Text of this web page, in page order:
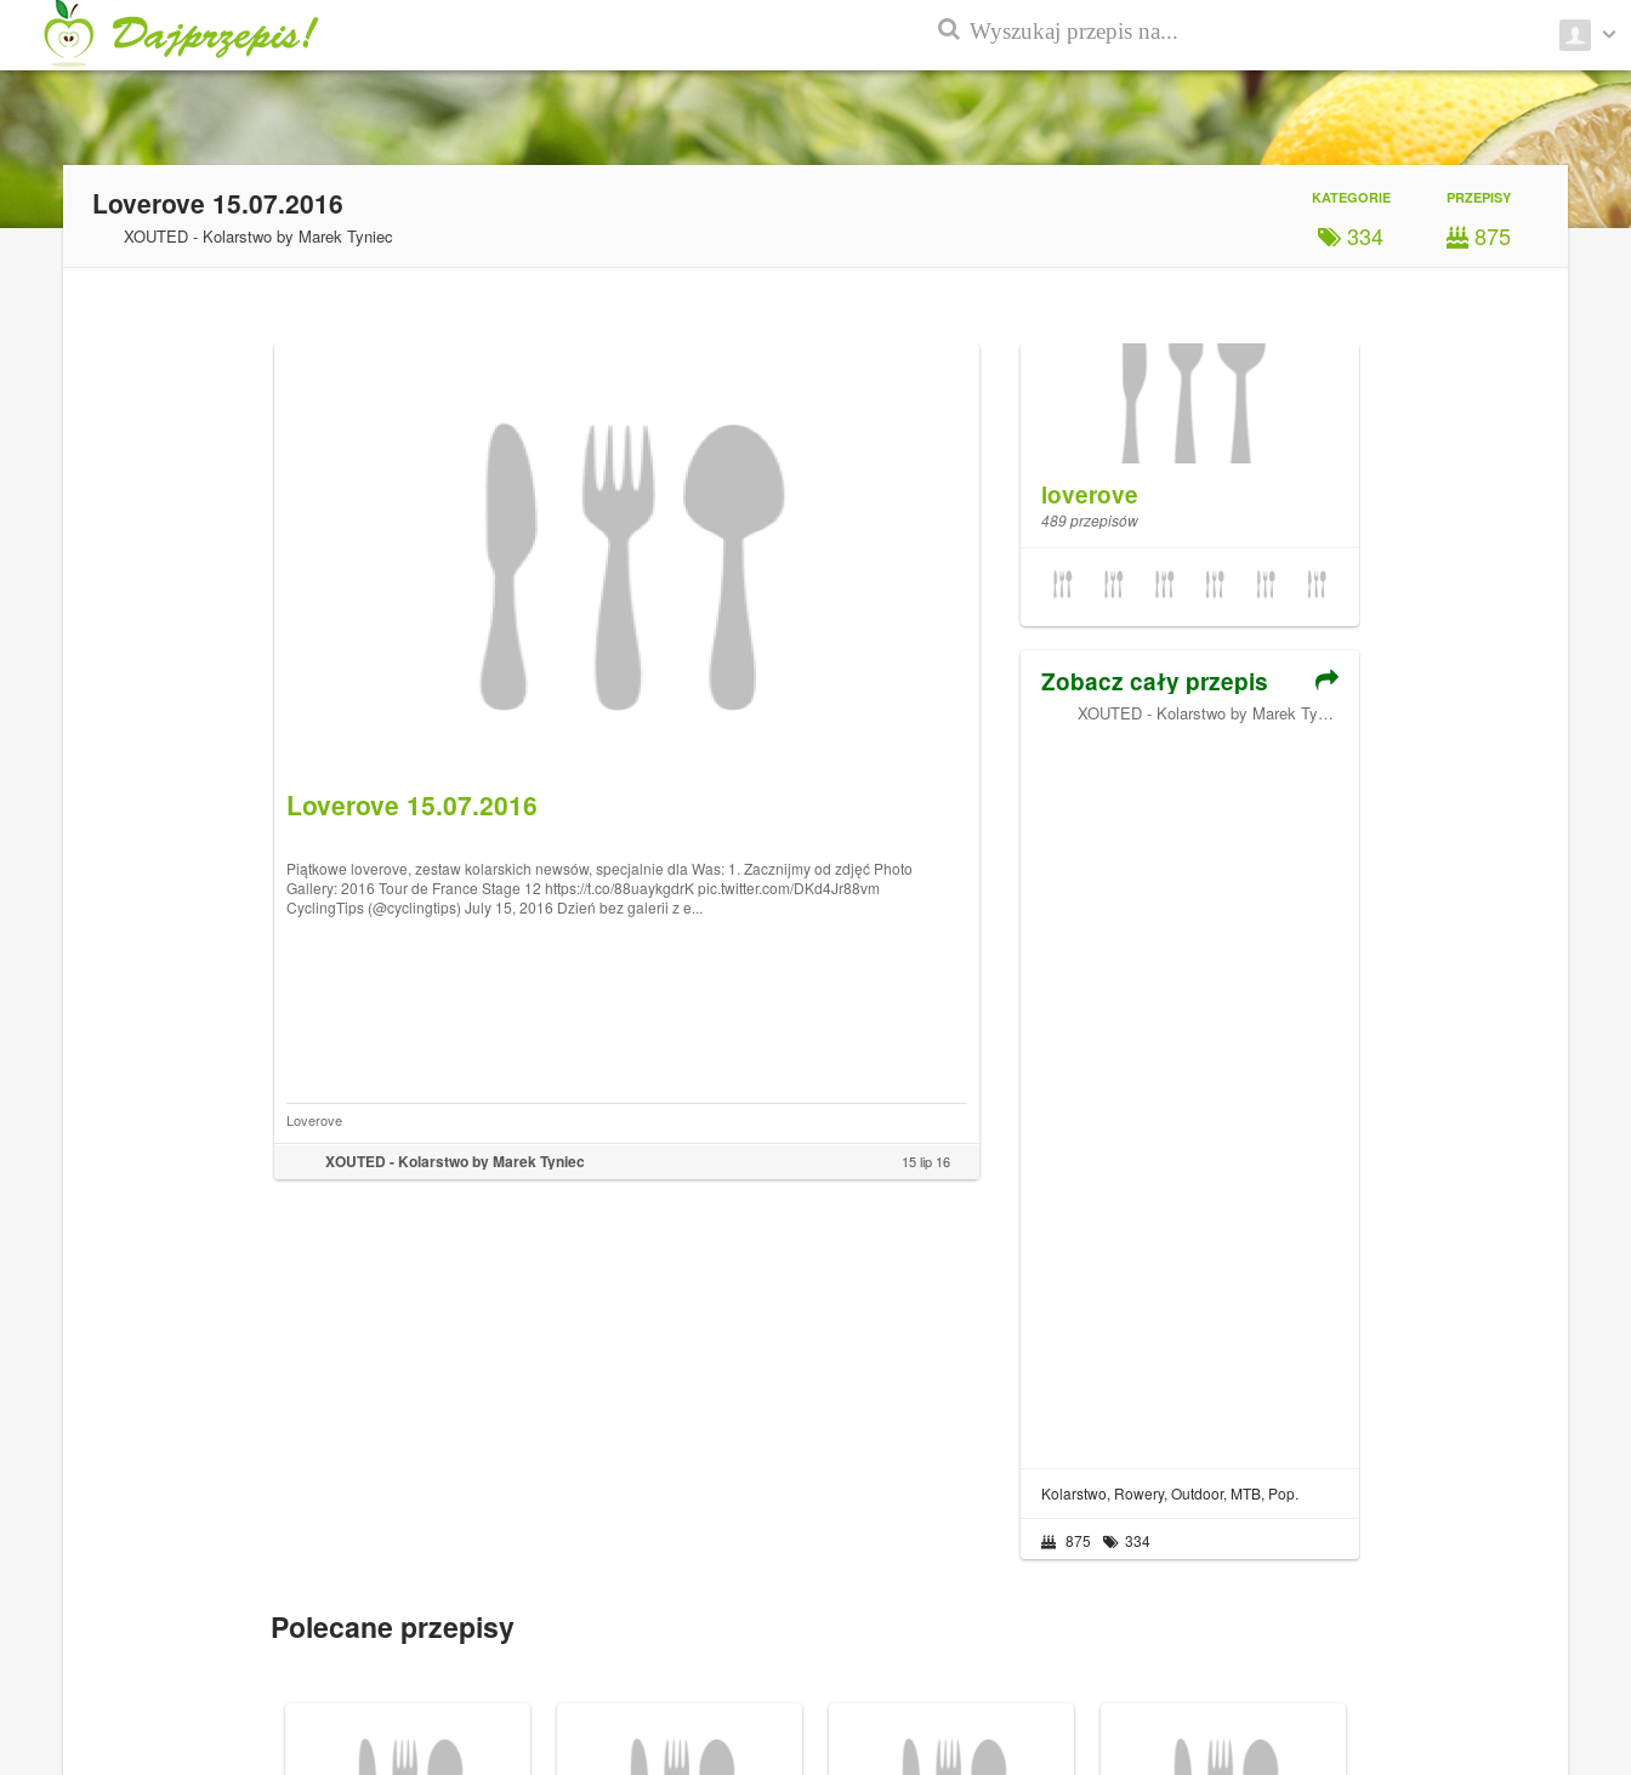
Loverove 15.07.2016
XOUTED - Kolarstwo by Marek Tyniec
PRZEPISY
875
KATEGORIE
334
Loverove 15.07.2016
Piątkowe loverove, zestaw kolarskich newsów, specjalnie dla Was: 1. Zacznijmy od zdjęć Photo
Gallery: 2016 Tour de France Stage 12 https://t.co/88uaykgdrK pic.twitter.com/DKd4Jr88vm
CyclingTips (@cyclingtips) July 15, 2016 Dzień bez galerii z e...
XOUTED - Kolarstwo by Marek Tyniec 15 lip 16
Loverove
loverove
489 przepisów
Zobacz cały przepis
XOUTED - Kolarstwo by Marek Tyniec
Kolarstwo, Rowery, Outdoor, MTB, Pop.
875 334
Polecane przepisy